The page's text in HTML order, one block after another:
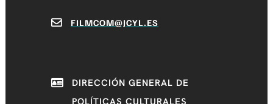
FILMCOM@JCYL.ES
DIRECCIÓN GENERAL DE
POLÍTICAS CULTURALES